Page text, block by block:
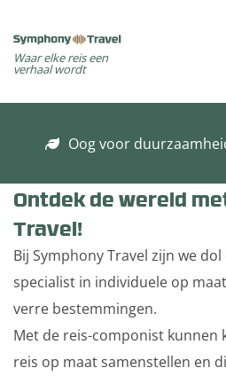
Waar elke reis een
verhaal wordt
Oog voor
Ontdek de wereld
Travel!
Bij Symphony Travel zijn we
specialist in individuele op
verre bestemmingen.
Met de reis-componist kunnen
reis op maat samenstellen en